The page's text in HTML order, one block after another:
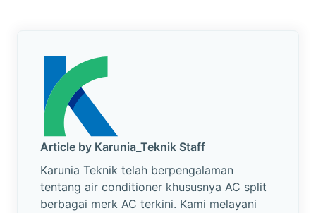
Article by Karunia_Teknik Staff
Karunia Teknik telah berpengalaman
tentang air conditioner khususnya AC split
berbagai merk AC terkini. Kami melayani